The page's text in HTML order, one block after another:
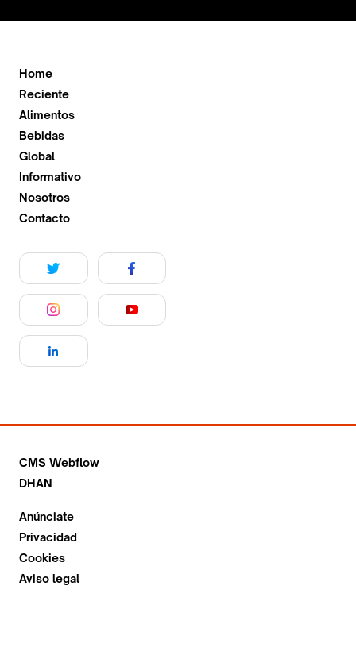
Home
Reciente
Alimentos
Bebidas
Global
Informativo
Nosotros
Contacto
CMS Webflow
DHAN
Anúnciate
Privacidad
Cookies
Aviso legal